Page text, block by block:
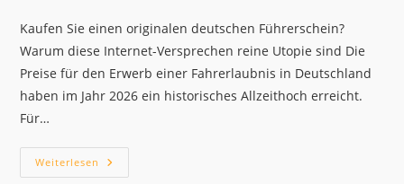
Kaufen Sie einen originalen deutschen Führerschein?
Warum diese Internet-Versprechen reine Utopie sind Die
Preise für den Erwerb einer Fahrerlaubnis in Deutschland
haben im Jahr 2026 ein historisches Allzeithoch erreicht.
Für…
Weiterlesen Kaufen
Sie